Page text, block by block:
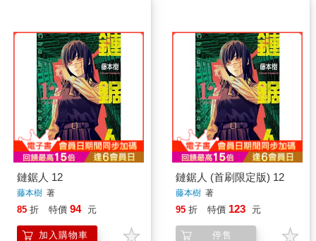
鏈鋸人 12
藤本樹著
85 折 特價 94 元
加入購物車
鏈鋸人 (首刷限定版) 12
藤本樹著
95 折 特價 123 元
停售